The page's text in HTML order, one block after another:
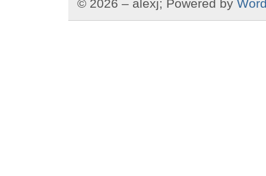
© 2026 – alexj; Powered by